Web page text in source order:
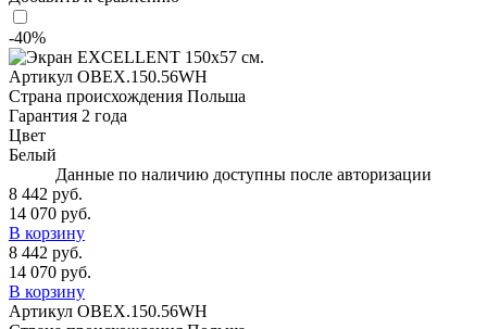
-40%
Артикул OBEX.150.56WH
Страна происхождения Польша
Гарантия 2 года
Цвет
Белый
Данные по наличию доступны после авторизации
8 442 руб.
14 070 руб.
В корзину
8 442 руб.
14 070 руб.
В корзину
Артикул OBEX.150.56WH